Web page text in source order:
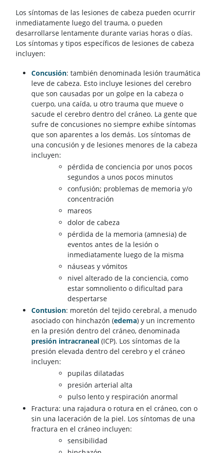
Los síntomas de las lesiones de cabeza pueden ocurrir
inmediatamente luego del trauma, o pueden
desarrollarse lentamente durante varias horas o días.
Los síntomas y tipos específicos de lesiones de cabeza
incluyen:
Concusión: también denominada lesión traumática
leve de cabeza. Esto incluye lesiones del cerebro
que son causadas por un golpe en la cabeza o
cuerpo, una caída, u otro trauma que mueve o
sacude el cerebro dentro del cráneo. La gente que
sufre de concusiones no siempre exhibe síntomas
que son aparentes a los demás. Los síntomas de
una concusión y de lesiones menores de la cabeza
incluyen:
pérdida de conciencia por unos pocos
segundos a unos pocos minutos
confusión; problemas de memoria y/o
concentración
mareos
dolor de cabeza
pérdida de la memoria (amnesia) de
eventos antes de la lesión o
inmediatamente luego de la misma
náuseas y vómitos
nivel alterado de la conciencia, como
estar somnoliento o dificultad para
despertarse
Contusion: moretón del tejido cerebral, a menudo
asociado con hinchazón (edema) y un incremento
en la presión dentro del cráneo, denominada
presión intracraneal (ICP). Los síntomas de la
presión elevada dentro del cerebro y el cráneo
incluyen:
pupilas dilatadas
presión arterial alta
pulso lento y respiración anormal
Fractura: una rajadura o rotura en el cráneo, con o
sin una laceración de la piel. Los síntomas de una
fractura en el cráneo incluyen:
sensibilidad